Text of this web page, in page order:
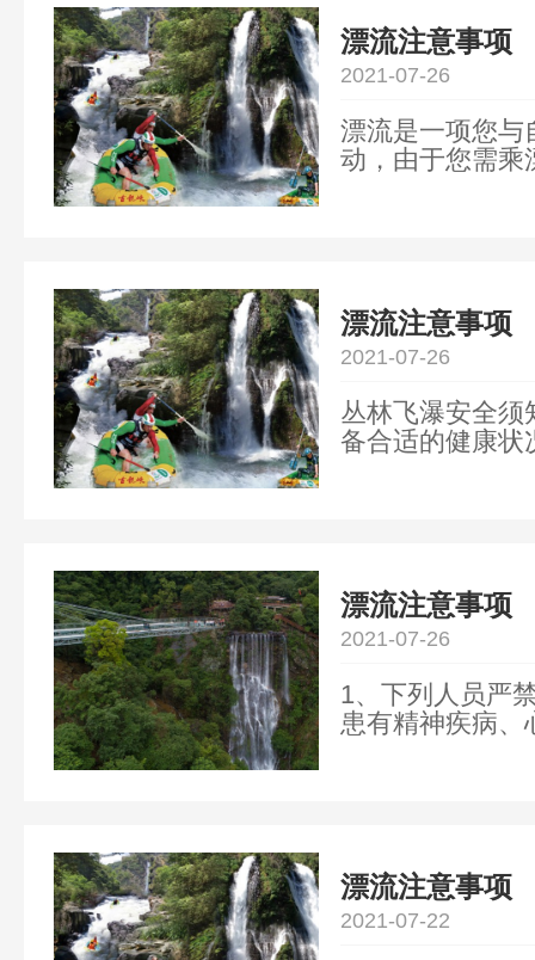
漂流注意事项
漂流是一项您与
动，由于您需乘
2021-07-26
漂流注意事项
丛林飞瀑安全须
备合适的健康状
2021-07-26
漂流注意事项
1、下列人员严
患有精神疾病、
2021-07-26
漂流注意事项
2021-07-22